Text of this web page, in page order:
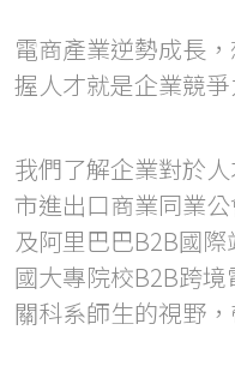
電商產業逆勢成長
握人才就是企業競爭
我們了解企業對於
市進出口商業同業
及阿里巴巴B2B國
國大專院校B2B跨
關科系師生的視野